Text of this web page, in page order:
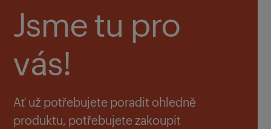
Jsme tu pro
vás!
Ať už potřebujete poradit ohledně
produktu, potřebujete zakoupit